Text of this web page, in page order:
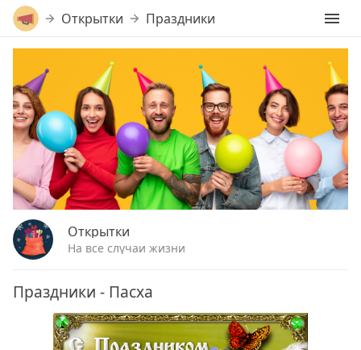
Открытки Праздники
Открытки
На все случаи жизни
Праздники - Пасха